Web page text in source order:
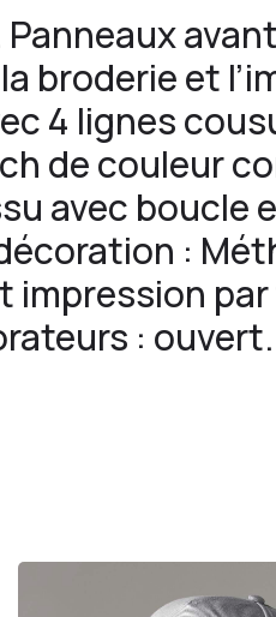
broderie et
4 lignes
de couleur
avec boucle
:
impression
: ouvert.